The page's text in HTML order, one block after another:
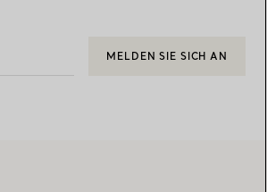
MELDEN SIE SICH AN